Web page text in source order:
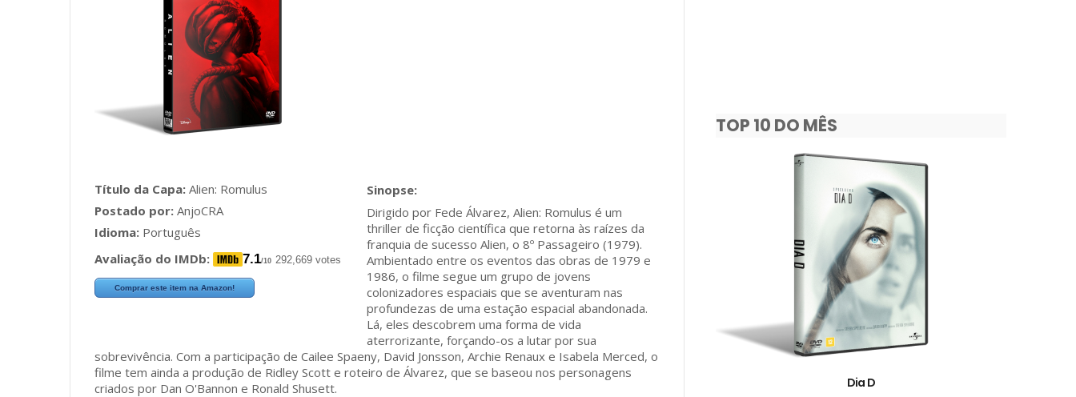
Título da Capa: Alien: Romulus
Postado por: AnjoCRA
Idioma: Português
Avaliação do IMDb:
7.1/10 292,669 votes
Comprar este item na Amazon!
Dirigido por Fede Álvarez, Alien: Romulus é um
thriller de ficção científica que retorna às raízes da
franquia de sucesso Alien, o 8º Passageiro (1979).
Ambientado entre os eventos das obras de 1979 e
1986, o filme segue um grupo de jovens
colonizadores espaciais que se aventuram nas
profundezas de uma estação espacial abandonada.
Lá, eles descobrem uma forma de vida
aterrorizante, forçando-os a lutar por sua
sobrevivência. Com a participação de Cailee Spaeny, David Jonsson, Archie Renaux e Isabela Merced, o
filme tem ainda a produção de Ridley Scott e roteiro de Álvarez, que se baseou nos personagens
criados por Dan O'Bannon e Ronald Shusett.
TOP 10 DO MÊS
Dia D